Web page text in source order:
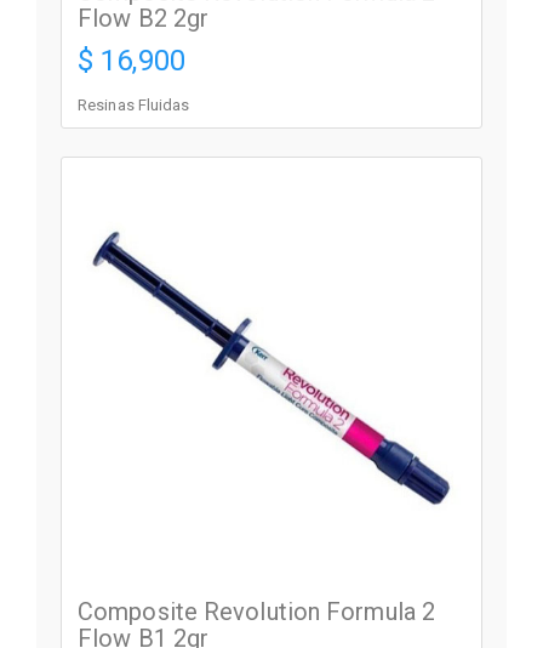
Flow B2 2gr
$ 16,900
Resinas Fluidas
Composite Revolution Formula 2
Flow B1 2gr